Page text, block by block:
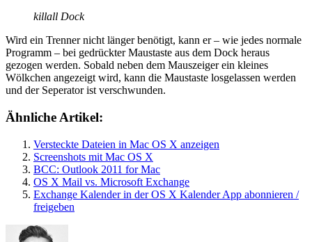
killall Dock
Wird ein Trenner nicht länger benötigt, kann er – wie jedes normale
Programm – bei gedrückter Maustaste aus dem Dock heraus
gezogen werden. Sobald neben dem Mauszeiger ein kleines
Wölkchen angezeigt wird, kann die Maustaste losgelassen werden
und der Seperator ist verschwunden.
Ähnliche Artikel:
Versteckte Dateien in Mac OS X anzeigen
Screenshots mit Mac OS X
BCC: Outlook 2011 for Mac
OS X Mail vs. Microsoft Exchange
Exchange Kalender in der OS X Kalender App abonnieren /
freigeben